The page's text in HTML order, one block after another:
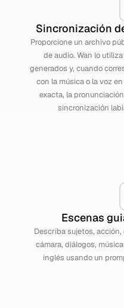
Sincronización
Proporcione un archivo
de audio. Wan lo
generados y, cuando
con la música o la voz
exacta, la
sincronización
Escenas
Describa sujetos,
cámara, diálogos,
inglés usando un